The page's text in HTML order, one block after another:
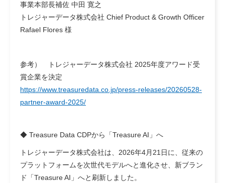
事業本部長補佐 中田 寛之
トレジャーデータ株式会社 Chief Product & Growth Officer
Rafael Flores 様
参考） トレジャーデータ株式会社 2025年度アワード受
賞企業を決定
https://www.treasuredata.co.jp/press-releases/20260528-
partner-award-2025/
◆ Treasure Data CDPから「Treasure AI」へ
トレジャーデータ株式会社は、2026年4月21日に、従来の
プラットフォームを次世代モデルへと進化させ、新ブラン
ド「Treasure AI」へと刷新しました。